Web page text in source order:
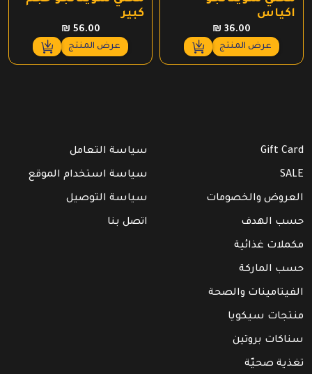
اكياس
₪ 36.00
عرض المنتج
كبير
₪ 56.00
عرض المنتج
Gift Card
SALE
العروض والخصومات
حسب الهدف
مكملات غذائية
حسب الماركة
الفيتامينات والصحة
منتجات سيكويا
سناكات بروتين
تغذية صحيّة
سياسة التعامل
سياسة استخدام الموقع
سياسة التوصيل
اتصل بنا